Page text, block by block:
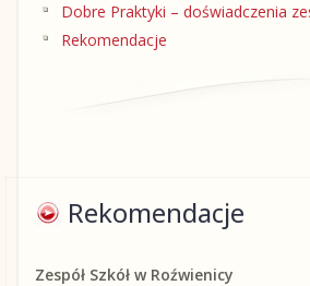
Dobre Praktyki – doświadczenia
Rekomendacje
Rekomendacje
Zespół Szkół w Roźwienicy